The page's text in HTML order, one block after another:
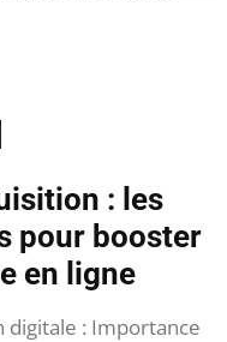
: les
pour booster
en ligne
digitale : Importance